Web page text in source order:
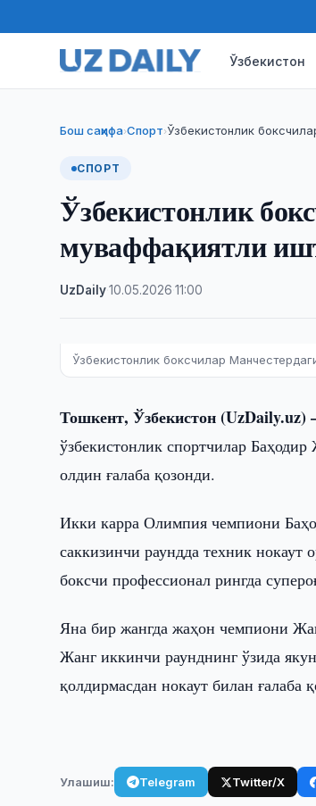
Ўзбекистон
Бош саҳифа›Спорт›Ўзбекистонлик
СПОРТ
Ўзбекистонлик
муваффақиятли
UzDaily·10.05.2026 ·11:00
Ўзбекистонлик боксчилар
Тошкент, Ўзбекистон
ўзбекистонлик спортчилар
олдин ғалаба қозонди.
Икки карра Олимпия чемпиони
саккизинчи раундда техник нокаут
боксчи профессионал рингда
Яна бир жангда жаҳон чемпиони
Жанг иккинчи раунднинг ўзида
қолдирмасдан нокаут билан ғалаба
Улашиш: Telegram Twitter/X